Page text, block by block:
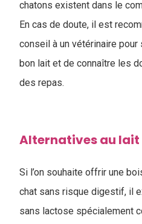
chatons existent dans le
En cas de doute, il est
conseil à un vétérinaire pour
bon lait et de connaître les
des repas.
Alternatives au lait
Si l’on souhaite offrir une
chat sans risque digestif, il
sans lactose spécialement